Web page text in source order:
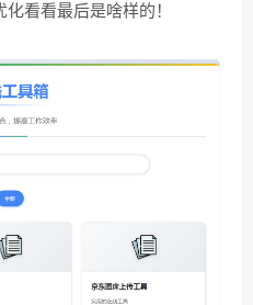
看看最后是啥样的！